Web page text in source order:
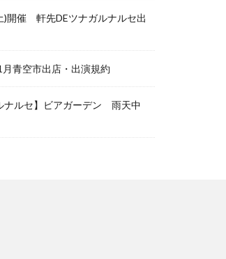
)開催 軒先DEツナガルナルセ出
青空市出店・出演規約
ナルセ】ビアガーデン 雨天中